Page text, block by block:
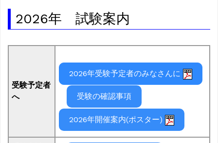
2026年 試験案内
受験予定者
へ
2026年受験予定者のみなさんに
受験の確認事項
2026年開催案内(ポスター)